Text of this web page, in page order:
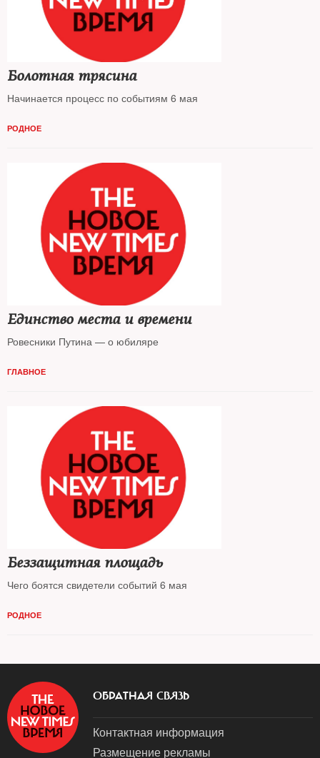
Болотная трясина
Начинается процесс по событиям 6 мая
РОДНОЕ
Единство места и времени
Ровесники Путина — о юбиляре
ГЛАВНОЕ
Беззащитная площадь
Чего боятся свидетели событий 6 мая
РОДНОЕ
ОБРАТНАЯ СВЯЗЬ
Контактная информация
Размещение рекламы